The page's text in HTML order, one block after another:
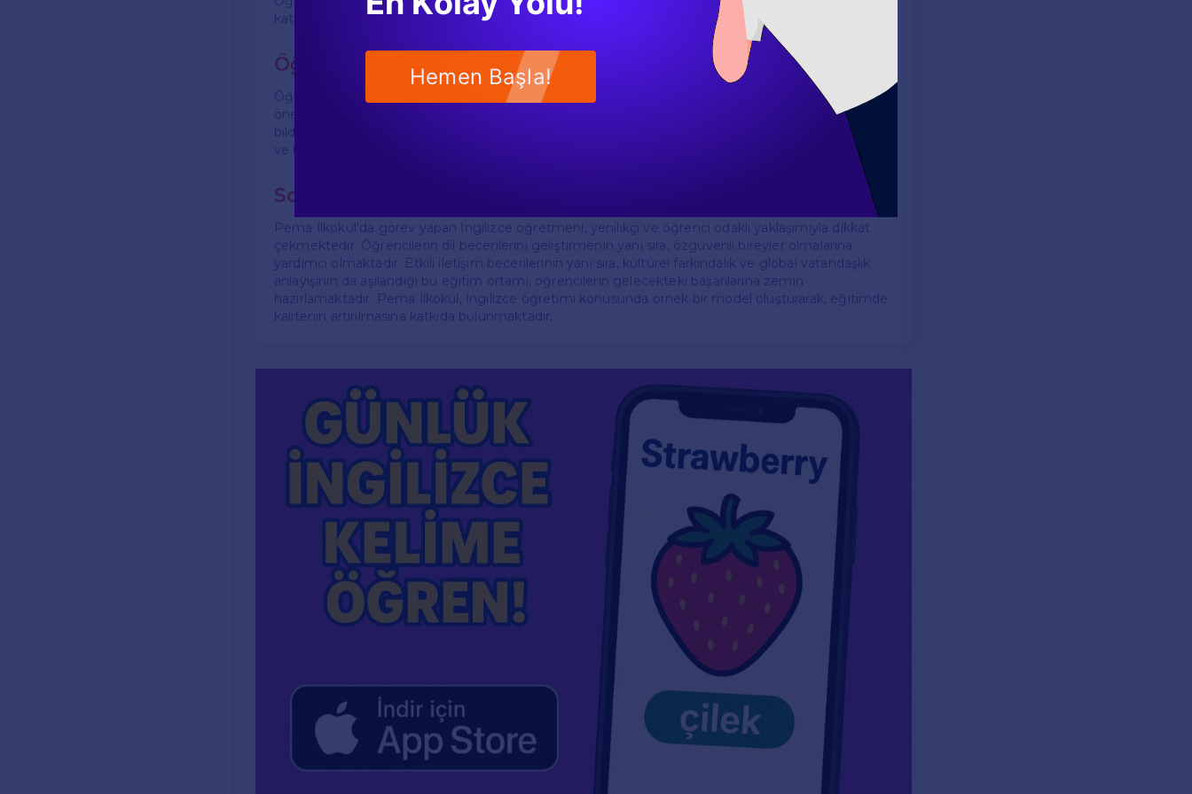
katılımları teşvik edilir.
Öğrenci Geri Bildirimleri
Öğrencilerin derslerle ilgili geri bildirimleri, öğretmenin sürekli gelişimi açısından son derece
önemlidir. Pema İlkokul'da, öğrencilerin derslere yönelik görüşleri düzenli olarak alınır ve bu geri
bildirimler doğrultusunda ders içerikleri ve yöntemler gözden geçirilir. Bu sayede öğrencilerin istek
ve ihtiyaçlarına daha uygun bir eğitim süreci sağlanmış olur.
Sonuç
Pema İlkokul'da görev yapan İngilizce öğretmeni, yenilikçi ve öğrenci odaklı yaklaşımıyla dikkat
çekmektedir. Öğrencilerin dil becerilerini geliştirmenin yanı sıra, özgüvenli bireyler olmalarına
yardımcı olmaktadır. Etkili iletişim becerilerinin yanı sıra, kültürel farkındalık ve global vatandaşlık
anlayışının da aşılandığı bu eğitim ortamı, öğrencilerin gelecekteki başarılarına zemin
hazırlamaktadır. Pema İlkokul, İngilizce öğretimi konusunda örnek bir model oluşturarak, eğitimde
kalitenin artırılmasına katkıda bulunmaktadır.
Hemen Başla!